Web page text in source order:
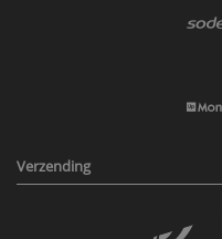
Verzending